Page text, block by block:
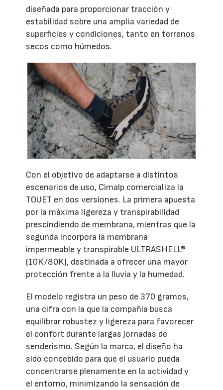
diseñada para proporcionar tracción y
estabilidad sobre una amplia variedad de
superficies y condiciones, tanto en terrenos
secos como húmedos.
Con el objetivo de adaptarse a distintos
escenarios de uso, Cimalp comercializa la
TOUET en dos versiones. La primera apuesta
por la máxima ligereza y transpirabilidad
prescindiendo de membrana, mientras que la
segunda incorpora la membrana
impermeable y transpirable ULTRASHELL®
(10K/80K), destinada a ofrecer una mayor
protección frente a la lluvia y la humedad.
El modelo registra un peso de 370 gramos,
una cifra con la que la compañía busca
equilibrar robustez y ligereza para favorecer
el confort durante largas jornadas de
senderismo. Según la marca, el diseño ha
sido concebido para que el usuario pueda
concentrarse plenamente en la actividad y
el entorno, minimizando la sensación de